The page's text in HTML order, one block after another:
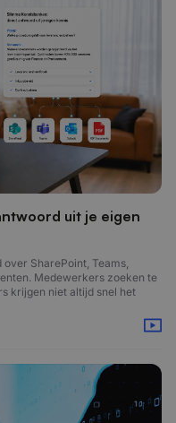
uit je eigen
SharePoint, Teams,
Medewerkers zoeken te
krijgen niet altijd snel het